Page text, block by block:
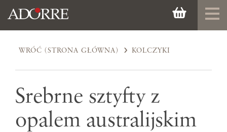
WRÓĆ (STRONA GŁÓWNA) KOLCZYKI
Srebrne sztyfty z
opalem australijskim